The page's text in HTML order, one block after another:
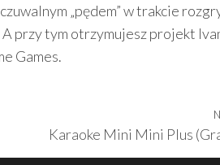
„pędem” w trakcie
przy tym otrzymujesz projekt
Games.
Karaoke Mini Mini Plus